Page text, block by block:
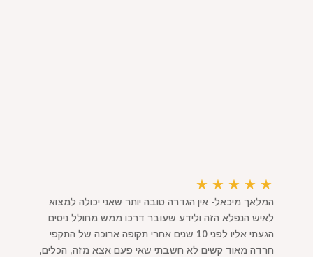
★
★
★
★
★
המלאך מיכאל- אין הגדרה טובה יותר שאני יכולה למצוא
לאיש הנפלא הזה ולידע שעובר דרכו ממש מחולל ניסים
הגעתי אליו לפני 10 שנים אחרי תקופה ארוכה של התקפי
חרדה מאוד קשים לא חשבתי שאי פעם אצא מזה, הכלים,